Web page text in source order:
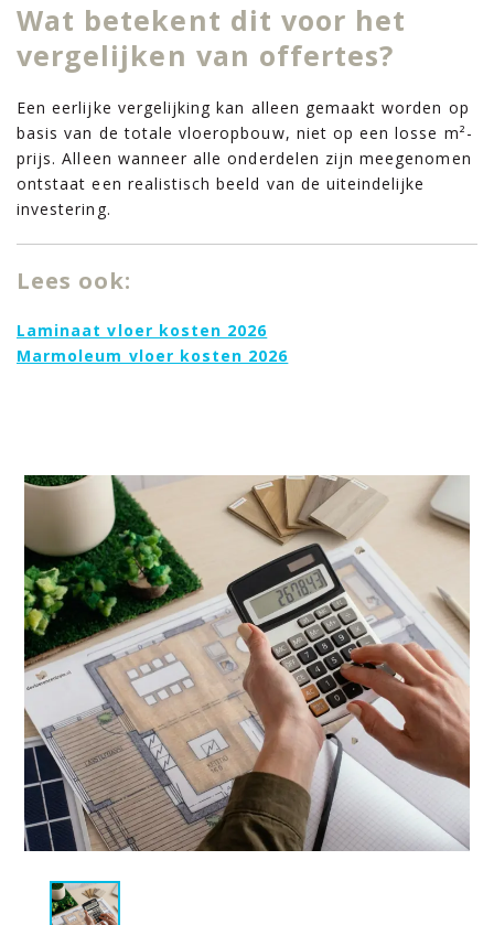
Wat betekent dit voor het
vergelijken van offertes?
Een eerlijke vergelijking kan alleen gemaakt worden op
basis van de totale vloeropbouw, niet op een losse m²-
prijs. Alleen wanneer alle onderdelen zijn meegenomen
ontstaat een realistisch beeld van de uiteindelijke
investering.
Lees ook:
Laminaat vloer kosten 2026
Marmoleum vloer kosten 2026